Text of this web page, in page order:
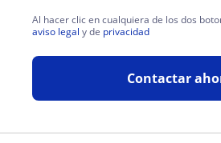
Al hacer clic en cualquiera de los dos
aviso legal y de privacidad
Contactar